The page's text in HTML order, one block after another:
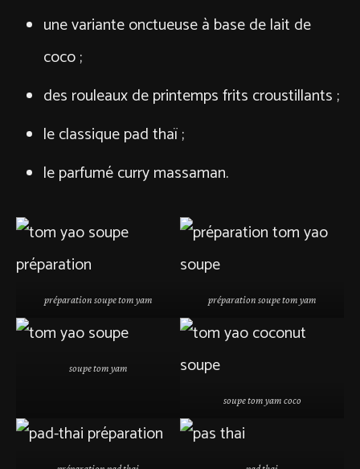
une variante onctueuse à base de lait de
coco ;
des rouleaux de printemps frits croustillants ;
le classique pad thaï ;
le parfumé curry massaman.
préparation soupe tom yam préparation soupe tom yam
soupe tom yam
soupe tom yam coco